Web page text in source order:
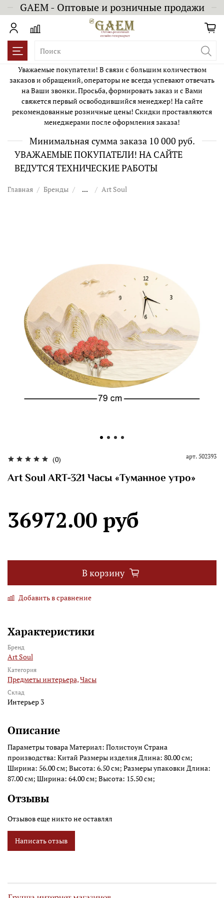
GAEM - Оптовые и розничные продажи
Уважаемые покупатели! В связи с большим количеством
заказов и обращений, операторы не всегда успевают отвечать
на Ваши звонки. Просьба, формировать заказ и с Вами
свяжется первый освободившийся менеджер! На сайте
рекомендованные розничные цены! Скидки проставляются
менеджерами после оформления заказа!
Минимальная сумма заказа 10 000 руб.
УВАЖАЕМЫЕ ПОКУПАТЕЛИ! НА САЙТЕ
ВЕДУТСЯ ТЕХНИЧЕСКИЕ РАБОТЫ
Главная Бренды ... Art Soul
(0) арт. 502393
Art Soul ART-321 Часы «Туманное утро»
36972.00 руб
В корзину
Добавить в сравнение
Характеристики
Бренд
Art Soul
Категория
Предметы интерьера,Часы
Склад
Интерьер 3
Описание
Параметры товара Материал: Полистоун Страна
производства: Китай Размеры изделия Длина: 80.00 см;
Ширина: 56.00 см; Высота: 6.50 см; Размеры упаковки Длина:
87.00 см; Ширина: 64.00 см; Высота: 15.50 см;
Отзывы
Отзывов еще никто не оставлял
Написать отзыв